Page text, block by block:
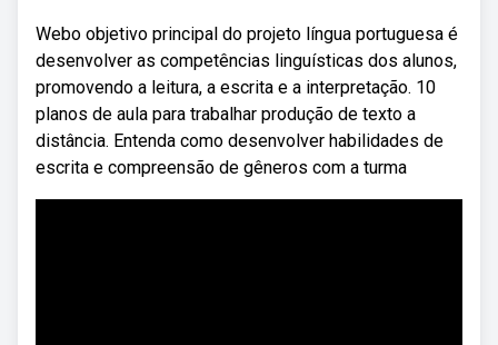
Webo objetivo principal do projeto língua portuguesa é
desenvolver as competências linguísticas dos alunos,
promovendo a leitura, a escrita e a interpretação. 10
planos de aula para trabalhar produção de texto a
distância. Entenda como desenvolver habilidades de
escrita e compreensão de gêneros com a turma